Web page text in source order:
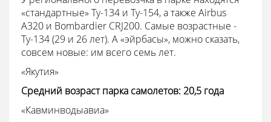
«стандартные» Ту-134 и Ту-154, а также Airbus
A320 и Bombardier CRJ200. Самые возрастные -
Ту-134 (29 и 26 лет). А «эйрбасы», можно сказать,
совсем новые: им всего семь лет.
«Якутия»
Средний возраст парка самолетов: 20,5 года
«Кавминводыавиа»